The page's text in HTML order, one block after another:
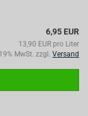
6,95 EUR
13,90 EUR pro Liter
MwSt. zzgl. Versand